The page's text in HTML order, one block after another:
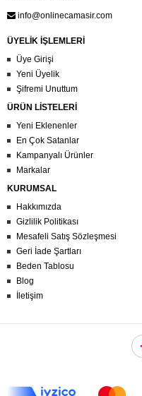
info@onlinecamasir.com
ÜYELİK İŞLEMLERİ
Üye Girişi
Yeni Üyelik
Şifremi Unuttum
ÜRÜN LİSTELERİ
Yeni Eklenenler
En Çok Satanlar
Kampanyalı Ürünler
Markalar
KURUMSAL
Hakkımızda
Gizlilik Politikası
Mesafeli Satış Sözleşmesi
Geri İade Şartları
Beden Tablosu
Blog
İletişim